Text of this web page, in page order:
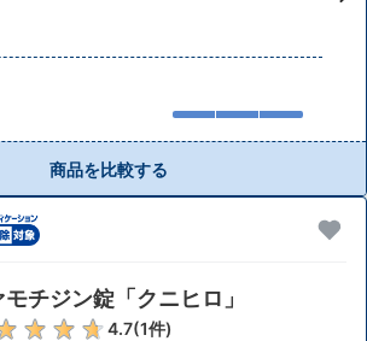
商品を比較する
モチジン錠「クニヒロ」
4.7(1件)